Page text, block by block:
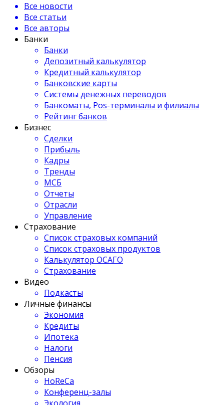
Все новости
Все статьи
Все авторы
Банки
Банки
Депозитный калькулятор
Кредитный калькулятор
Банковские карты
Системы денежных переводов
Банкоматы, Pos-терминалы и филиалы
Рейтинг банков
Бизнес
Сделки
Прибыль
Кадры
Тренды
МСБ
Отчеты
Отрасли
Управление
Страхование
Список страховых компаний
Список страховых продуктов
Калькулятор ОСАГО
Страхование
Видео
Подкасты
Личные финансы
Экономия
Кредиты
Ипотека
Налоги
Пенсия
Обзоры
HoReCa
Конференц-залы